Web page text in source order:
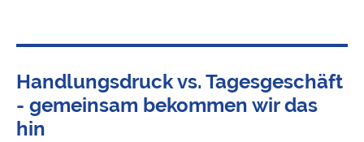
Handlungsdruck vs. Tagesgeschäft
- gemeinsam bekommen wir das
hin